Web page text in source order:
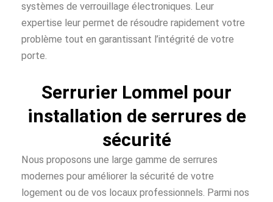
systèmes de verrouillage électroniques. Leur
expertise leur permet de résoudre rapidement votre
problème tout en garantissant l’intégrité de votre
porte.
Serrurier Lommel pour
installation de serrures de
sécurité
Nous proposons une large gamme de serrures
modernes pour améliorer la sécurité de votre
logement ou de vos locaux professionnels. Parmi nos